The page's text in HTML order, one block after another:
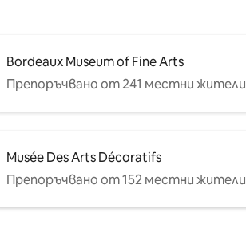
Bordeaux Museum of Fine Arts
Препоръчвано от 241 местни жители
Musée Des Arts Décoratifs
Препоръчвано от 152 местни жители